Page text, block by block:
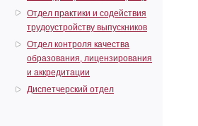
Отдел практики и содействия
трудоустройству выпускников
Отдел контроля качества
образования, лицензирования
и аккредитации
Диспетчерский отдел